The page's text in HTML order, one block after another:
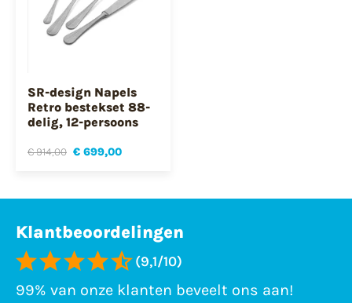
SR-design Napels
Retro bestekset 88-
delig, 12-persoons
€ 914,00 € 699,00
Klantbeoordelingen
(9,1/10)
99% van onze klanten beveelt ons aan!